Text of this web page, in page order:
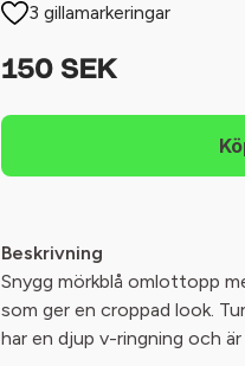
3 gillamarkeringar
150 SEK
Beskrivning
Snygg mörkblå omlottopp
som ger en croppad look.
har en djup v-ringning och